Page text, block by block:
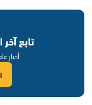
تابع
أخبار